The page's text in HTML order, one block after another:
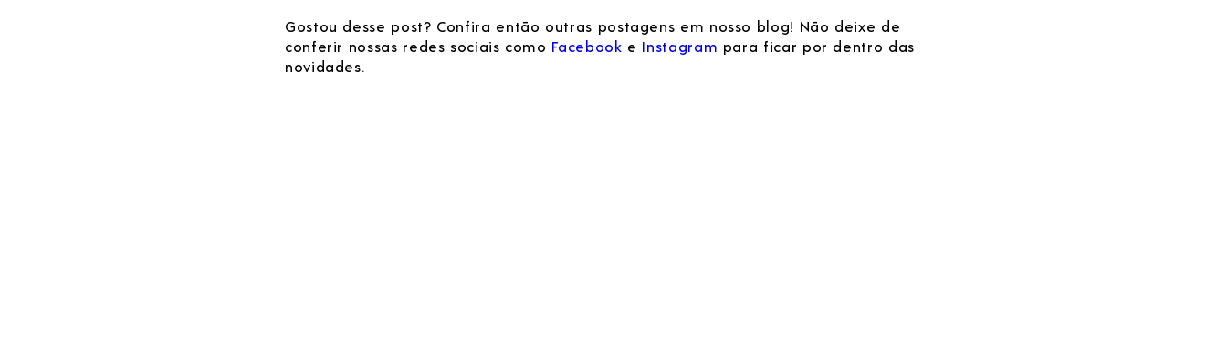
Gostou desse post? Confira então outras postagens em nosso blog! Não deixe de
conferir nossas redes sociais como Facebook e Instagram para ficar por dentro das
novidades.